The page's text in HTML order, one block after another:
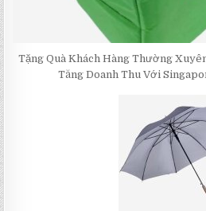
Tặng Quà Khách Hàng Thường
Tăng Doanh Thu Với